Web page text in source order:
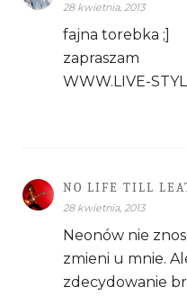
28 kwietnia, 2013
fajna torebka ;]
zapraszam
WWW.LIVE-
NO LIFE TILL
28 kwietnia, 2013
Neonów nie
zmieni u mnie.
zdecydowanie